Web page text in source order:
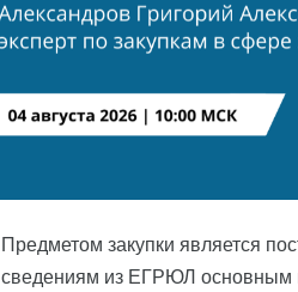
Предметом закупки является
сведениям из ЕГРЮЛ основным